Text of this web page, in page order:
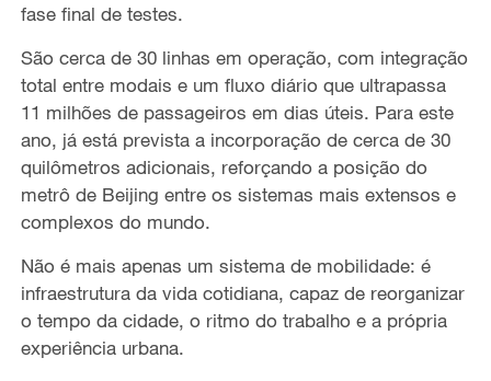
fase final de testes.
São cerca de 30 linhas em operação, com integração
total entre modais e um fluxo diário que ultrapassa
11 milhões de passageiros em dias úteis. Para este
ano, já está prevista a incorporação de cerca de 30
quilômetros adicionais, reforçando a posição do
metrô de Beijing entre os sistemas mais extensos e
complexos do mundo.
Não é mais apenas um sistema de mobilidade: é
infraestrutura da vida cotidiana, capaz de reorganizar
o tempo da cidade, o ritmo do trabalho e a própria
experiência urbana.